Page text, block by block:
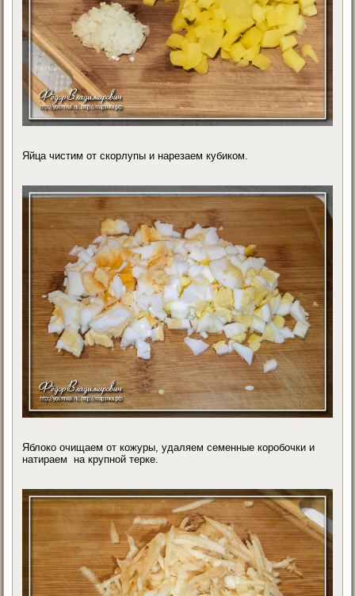
Яйца чистим от скорлупы и нарезаем кубиком.
Яблоко очищаем от кожуры, удаляем семенные коробочки и
натираем на крупной терке.